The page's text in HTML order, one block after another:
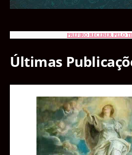
PREFIRO RECEBER PELO
Últimas